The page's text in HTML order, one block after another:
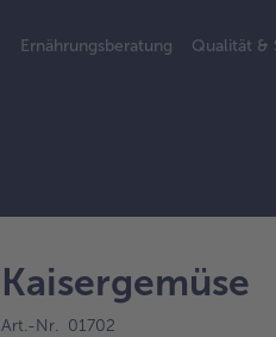
Ernährungsberatung Qualität &
Kaisergemüse
Art.-Nr. 01702